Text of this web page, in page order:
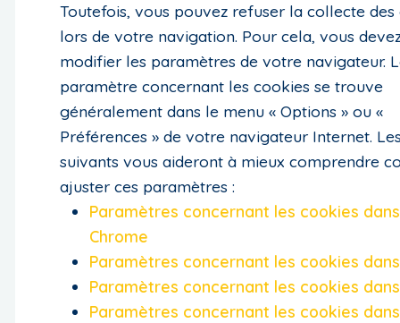
Toutefois, vous pouvez refuser la collecte des
lors de votre navigation. Pour cela, vous
modifier les paramètres de votre navigateur.
paramètre concernant les cookies se trouve
généralement dans le menu « Options » ou «
Préférences » de votre navigateur Internet.
suivants vous aideront à mieux comprendre
ajuster ces paramètres :
Paramètres concernant les cookies dans
Chrome
Paramètres concernant les cookies
Paramètres concernant les cookies
Paramètres concernant les cookies dans